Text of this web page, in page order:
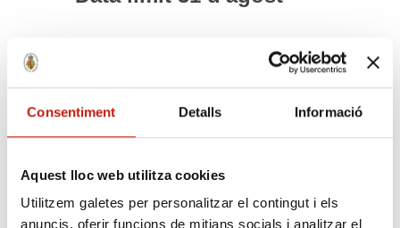
Consentiment Detalls Informació
Aquest lloc web utilitza cookies
Utilitzem galetes per personalitzar el contingut i els
anuncis, oferir funcions de mitjans socials i analitzar el
Us informem que s’intentaràavançar el
màxim possible els pagaments
dels serveis de
El darrer dia per enviar els justificants és el
dilluns 31 d’agost